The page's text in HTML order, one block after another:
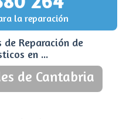
la reparación
de Reparación de
en ...
de Cantabria